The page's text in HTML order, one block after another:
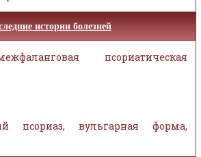
истории болезней
псориатическая
псориаз, вульгарная форма,